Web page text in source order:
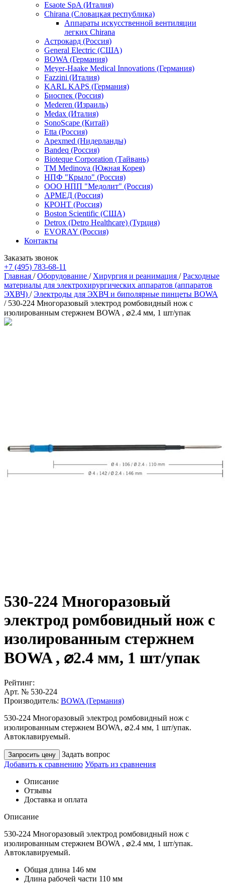
Esaote SpA (Италия)
Chirana (Словацкая республика)
Аппараты искусственной вентиляции
легких Chirana
Астрокард (Россия)
General Electric (США)
BOWA (Германия)
Meyer-Haake Medical Innovations (Германия)
Fazzini (Италия)
KARL KAPS (Германия)
Биоспек (Россия)
Mederen (Израиль)
Medax (Италия)
SonoScape (Китай)
Etta (Россия)
Apexmed (Нидерланды)
Bandeq (Россия)
Bioteque Corporation (Тайвань)
TM Medinova (Южная Корея)
НПФ "Крыло" (Россия)
ООО НПП "Медолит" (Россия)
АРМЕД (Россия)
КРОНТ (Россия)
Boston Scientific (США)
Detrox (Detro Healthcare) (Турция)
EVORAY (Россия)
Контакты
Заказать звонок
+7 (495) 783-68-11
Главная /Оборудование / Хирургия и реанимация /Расходные
материалы для электрохирургических аппаратов (аппаратов
ЭХВЧ) /Электроды для ЭХВЧ и биполярные пинцеты BOWA
/ 530-224 Многоразовый электрод ромбовидный нож с
изолированным стержнем BOWA , ⌀2.4 мм, 1 шт/упак
530-224 Многоразовый
электрод ромбовидный нож с
изолированным стержнем
BOWA , ⌀2.4 мм, 1 шт/упак
Рейтинг:
Арт. № 530-224
Производитель: BOWA (Германия)
530-224 Многоразовый электрод ромбовидный нож с
изолированным стержнем BOWA, ⌀2.4 мм, 1 шт/упак.
Автоклавируемый.
Запросить цену
Задать вопрос
Добавить к сравнению Убрать из сравнения
Описание
Отзывы
Доставка и оплата
Описание
530-224 Многоразовый электрод ромбовидный нож с
изолированным стержнем BOWA , ⌀2.4 мм, 1 шт/упак.
Автоклавируемый.
Общая длина 146 мм
Длина рабочей части 110 мм